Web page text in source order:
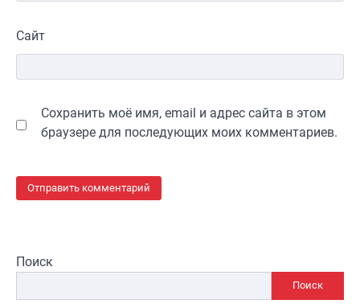
Сайт
Сохранить моё имя, email и адрес сайта в этом
браузере для последующих моих комментариев.
Поиск
Поиск